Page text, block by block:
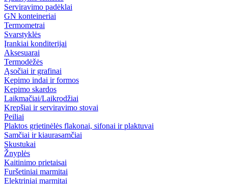
Serviravimo padėklai
GN konteineriai
Termometrai
Svarstyklės
Įrankiai konditerijai
Aksesuarai
Termodėžės
Ąsočiai ir grafinai
Kepimo indai ir formos
Kepimo skardos
Laikmačiai/Laikrodžiai
Krepšiai ir serviravimo stovai
Peiliai
Plaktos grietinėlės flakonai, sifonai ir plaktuvai
Samčiai ir kiaurasamčiai
Skustukai
Žnyplės
Kaitinimo prietaisai
Furšetiniai marmitai
Elektriniai marmitai